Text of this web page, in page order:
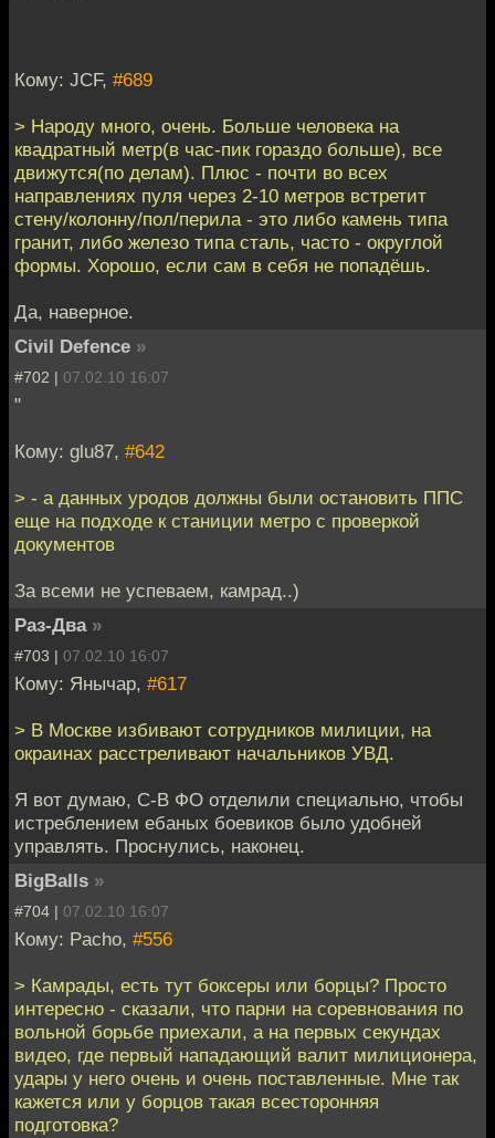
Кому: JCF, #689
> Народу много, очень. Больше человека на
квадратный метр(в час-пик гораздо больше), все
движутся(по делам). Плюс - почти во всех
направлениях пуля через 2-10 метров встретит
стену/колонну/пол/перила - это либо камень типа
гранит, либо железо типа сталь, часто - округлой
формы. Хорошо, если сам в себя не попадёшь.
Да, наверное.
Civil Defence »
#702 | 07.02.10 16:07
"
Кому: glu87, #642
> - а данных уродов должны были остановить ППС
еще на подходе к станиции метро с проверкой
документов
За всеми не успеваем, камрад..)
Раз-Два »
#703 | 07.02.10 16:07
Кому: Янычар, #617
> В Москве избивают сотрудников милиции, на
окраинах расстреливают начальников УВД.
Я вот думаю, С-В ФО отделили специально, чтобы
истреблением ебаных боевиков было удобней
управлять. Проснулись, наконец.
BigBalls »
#704 | 07.02.10 16:07
Кому: Pacho, #556
> Камрады, есть тут боксеры или борцы? Просто
интересно - сказали, что парни на соревнования по
вольной борьбе приехали, а на первых секундах
видео, где первый нападающий валит милиционера,
удары у него очень и очень поставленные. Мне так
кажется или у борцов такая всесторонняя
подготовка?